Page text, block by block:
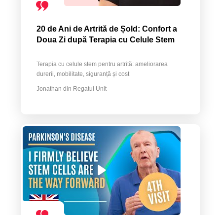
20 de Ani de Artrită de Șold: Confort a
Doua Zi după Terapia cu Celule Stem
Terapia cu celule stem pentru artrită: ameliorarea
durerii, mobilitate, siguranță și cost
Jonathan din Regatul Unit